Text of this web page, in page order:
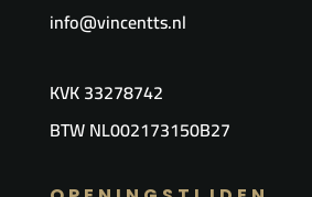
info@vincentts.nl
KVK33278742
BTW NL002173150B27